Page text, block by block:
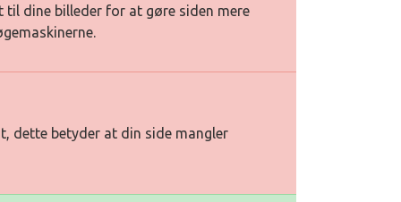
dine billeder for at gøre siden mere
dette betyder at din side mangler